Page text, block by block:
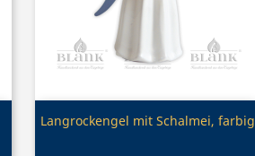
Vorschau
Langrockengel mit Schalmei, farbig